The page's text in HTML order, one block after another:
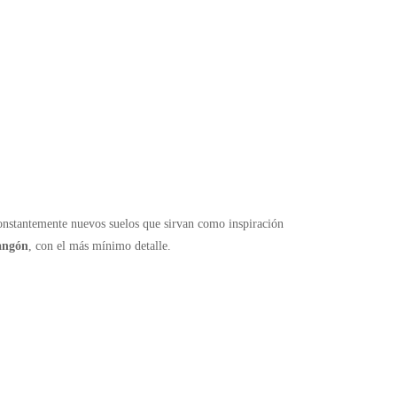
nuevos suelos que sirvan como inspiración
, con el más mínimo detalle.